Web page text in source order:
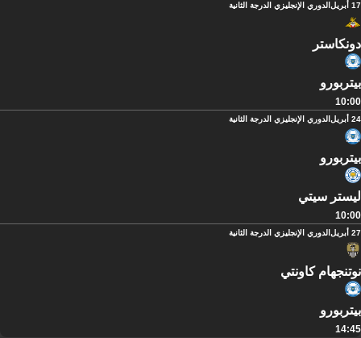
17 أبريل الدوري الإنجليزي الدرجة الثانية
دونكاستر
بيتربورو
10:00
24 أبريل الدوري الإنجليزي الدرجة الثانية
بيتربورو
ليستر سيتي
10:00
27 أبريل الدوري الإنجليزي الدرجة الثانية
نوتنجهام كاونتي
بيتربورو
14:45